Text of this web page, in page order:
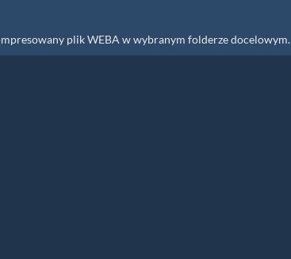
plik WEBA w wybranym folderze docelowym.